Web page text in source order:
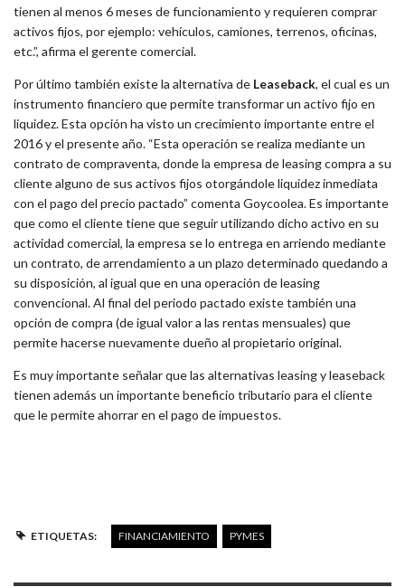
tienen al menos 6 meses de funcionamiento y requieren comprar
activos fijos, por ejemplo: vehículos, camiones, terrenos, oficinas,
etc.”, afirma el gerente comercial.
Por último también existe la alternativa de Leaseback, el cual es un
instrumento financiero que permite transformar un activo fijo en
liquidez. Esta opción ha visto un crecimiento importante entre el
2016 y el presente año. “Esta operación se realiza mediante un
contrato de compraventa, donde la empresa de leasing compra a su
cliente alguno de sus activos fijos otorgándole liquidez inmediata
con el pago del precio pactado” comenta Goycoolea. Es importante
que como el cliente tiene que seguir utilizando dicho activo en su
actividad comercial, la empresa se lo entrega en arriendo mediante
un contrato, de arrendamiento a un plazo determinado quedando a
su disposición, al igual que en una operación de leasing
convencional. Al final del periodo pactado existe también una
opción de compra (de igual valor a las rentas mensuales) que
permite hacerse nuevamente dueño al propietario original.
Es muy importante señalar que las alternativas leasing y leaseback
tienen además un importante beneficio tributario para el cliente
que le permite ahorrar en el pago de impuestos.
ETIQUETAS: FINANCIAMIENTO PYMES